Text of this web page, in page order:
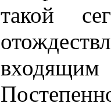
такой